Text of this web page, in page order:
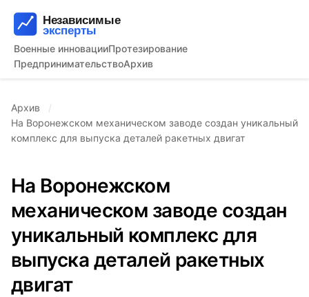
Военные инновацииПротезирование
ПредпринимательствоАрхив
Архив
На Воронежском механическом заводе создан уникальный
комплекс для выпуска деталей ракетных двигат
На Воронежском
механическом заводе создан
уникальный комплекс для
выпуска деталей ракетных
двигат